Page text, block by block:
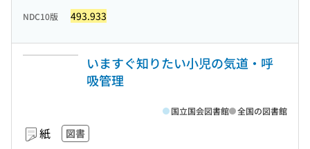
NDC10版 493.933
いますぐ知りたい小児の気道・呼
吸管理
紙 図書
国立国会図書館 全国の図書館